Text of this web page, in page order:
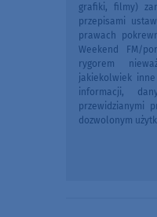
grafiki, filmy)
przepisami
prawach
Weekend FM/
rygorem
jakiekolwiek
informacji,
przewidzianymi
dozwolonym